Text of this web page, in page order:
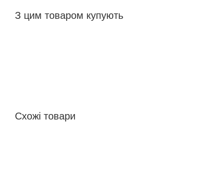
З цим товаром купують
Схожі товари